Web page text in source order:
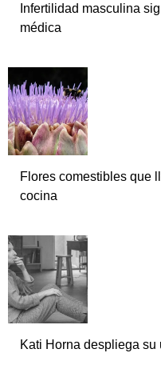
Infertilidad masculina
médica
Flores comestibles que
cocina
Kati Horna despliega